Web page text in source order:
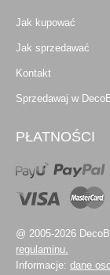
Jak kupować
Jak sprzedawać
Kontakt
Sprzedawaj w
PŁATNOŚCI
@ 2005-2026
regulaminu.
Informacje: dane